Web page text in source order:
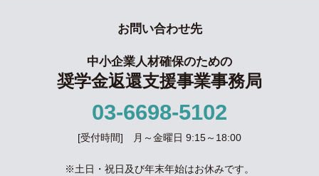
お問い合わせ先
中小企業人材確保のための
奨学金返還支援事業事務局
03-6698-5102
[受付時間] 月～金曜日 9:15～18:00
※土日・祝日及び年末年始はお休みです。